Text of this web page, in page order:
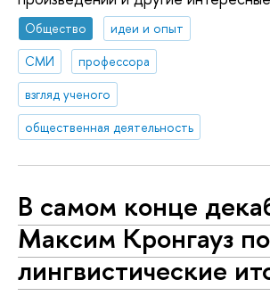
Общество
идеи и опыт
СМИ
профессора
взгляд ученого
общественная деятельность
В самом конце
Максим Кронгауз
лингвистические